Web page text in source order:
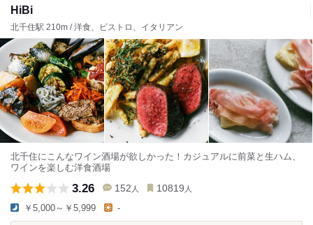
HiBi
北千住駅 210m / 洋食、ビストロ、イタリアン
北千住にこんなワイン酒場が欲しかった！カジュアルに前菜と生ハム、
ワインを楽しむ洋食酒場
3.26 152 人 10819 人
￥5,000～￥5,999 -